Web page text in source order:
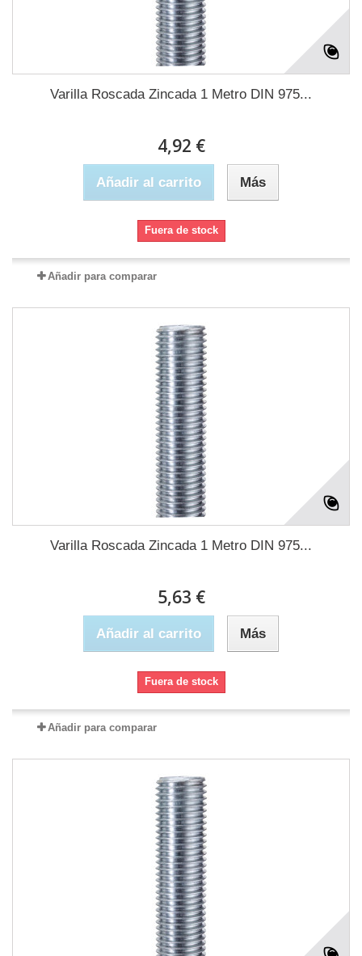
Varilla Roscada Zincada 1 Metro DIN 975...
4,92 €
Añadir al carrito Más
Fuera de stock
Añadir para comparar
Varilla Roscada Zincada 1 Metro DIN 975...
5,63 €
Añadir al carrito Más
Fuera de stock
Añadir para comparar